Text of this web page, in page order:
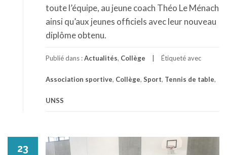
toute l’équipe, au jeune coach Théo Le Ménach
ainsi qu’aux jeunes officiels avec leur nouveau
diplôme obtenu.
Publié dans :Actualités, Collège Étiqueté avec
Association sportive, Collège, Sport, Tennis de table,
UNSS
23